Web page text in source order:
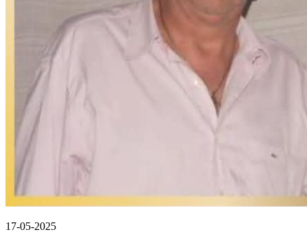
17-05-2025